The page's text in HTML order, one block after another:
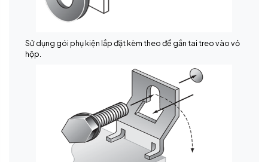
Sử dụng gói phụ kiện lắp đặt kèm theo để gắn tai treo vào vỏ
hộp.